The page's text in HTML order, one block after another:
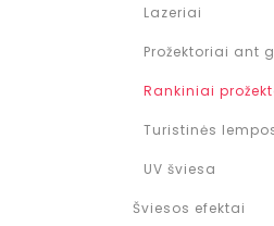
Lazeriai
Prožektoriai ant
Rankiniai
Turistinės
UV šviesa
Šviesos efektai